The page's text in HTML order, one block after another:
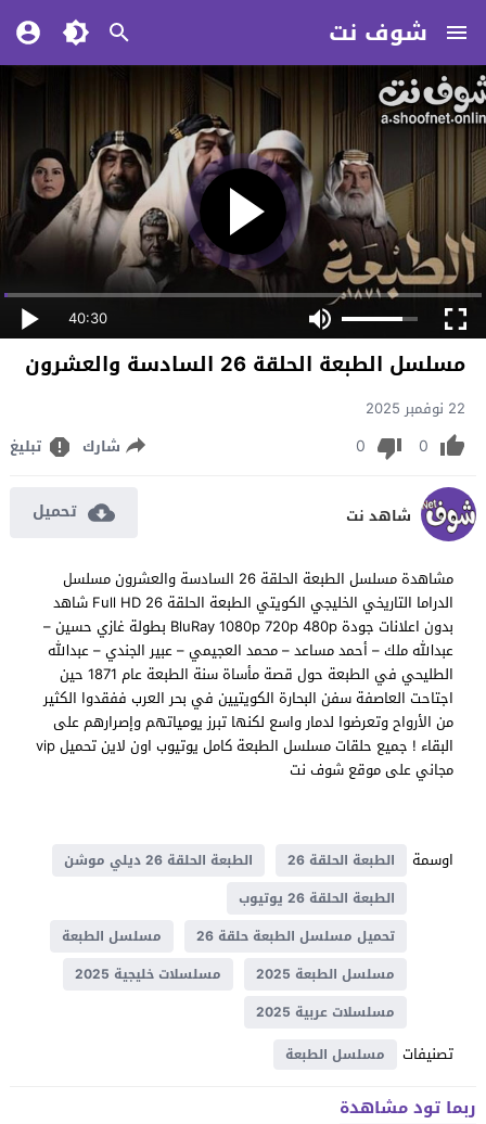
شوف نت
40:30
مسلسل الطبعة الحلقة 26 السادسة والعشرون
22 نوفمبر 2025
0
0 شارك تبليغ
شاهد نت تحميل
مشاهدة مسلسل الطبعة الحلقة 26 السادسة والعشرون مسلسل
الدراما التاريخي الخليجي الكويتي الطبعة الحلقة 26 Full HD شاهد
بدون اعلانات جودة BluRay 1080p 720p 480p بطولة غازي حسين –
عبدالله ملك – أحمد مساعد – محمد العجيمي – عبير الجندي – عبدالله
الطليحي في الطبعة حول قصة مأساة سنة الطبعة عام 1871 حين
اجتاحت العاصفة سفن البحارة الكويتيين في بحر العرب ففقدوا الكثير
من الأرواح وتعرضوا لدمار واسع لكنها تبرز يومياتهم وإصرارهم على
البقاء ! جميع حلقات مسلسل الطبعة كامل يوتيوب اون لاين تحميل vip
مجاني على موقع شوف نت
اوسمة الطبعة الحلقة 26
الطبعة الحلقة 26 ديلي موشن
الطبعة الحلقة 26 يوتيوب
تحميل مسلسل الطبعة حلقة 26
مسلسل الطبعة
مسلسل الطبعة 2025
مسلسلات خليجية 2025
مسلسلات عربية 2025
تصنيفات مسلسل الطبعة
ربما تود مشاهدة